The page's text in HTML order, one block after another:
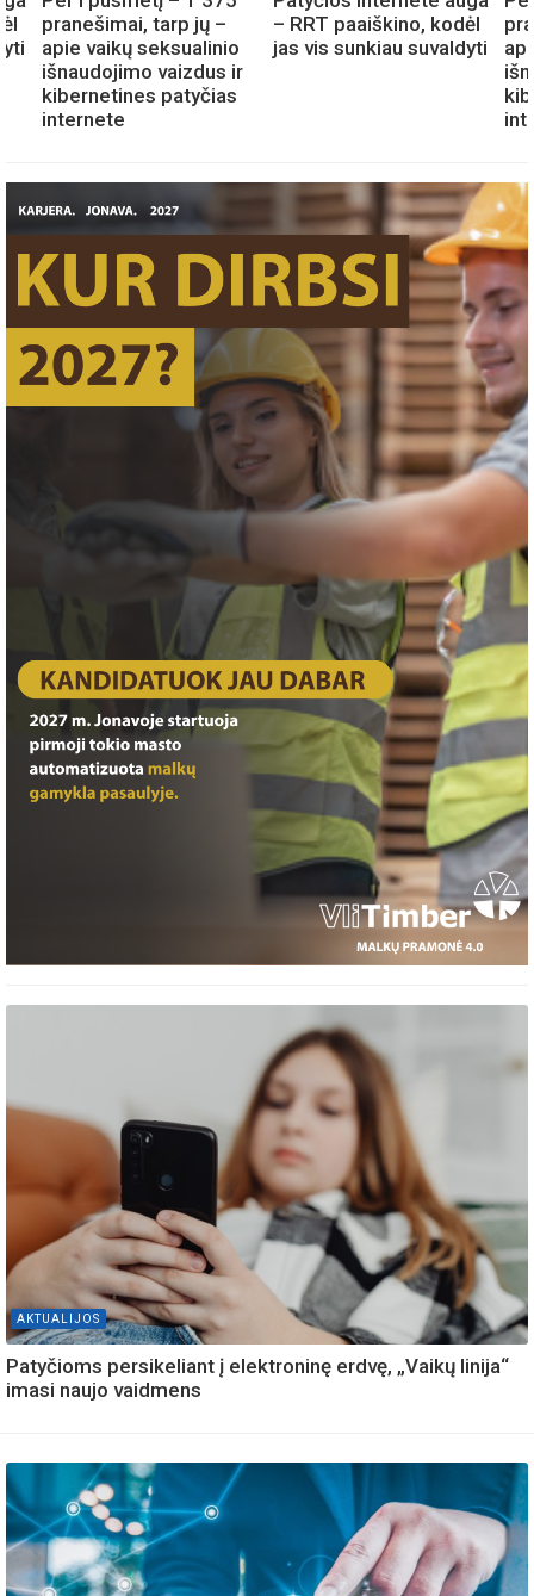
pranešimai, tarp jų –
apie vaikų seksualinio
išnaudojimo vaizdus ir
kibernetines patyčias
internete
– RRT paaiškino, kodėl
jas vis sunkiau suvaldyti
AKTUALIJOS
Patyčioms persikeliant į elektroninę erdvę, „Vaikų linija“
imasi naujo vaidmens